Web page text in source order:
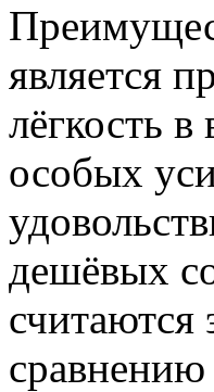
является
лёгкость
особых
дешёвых
считаются